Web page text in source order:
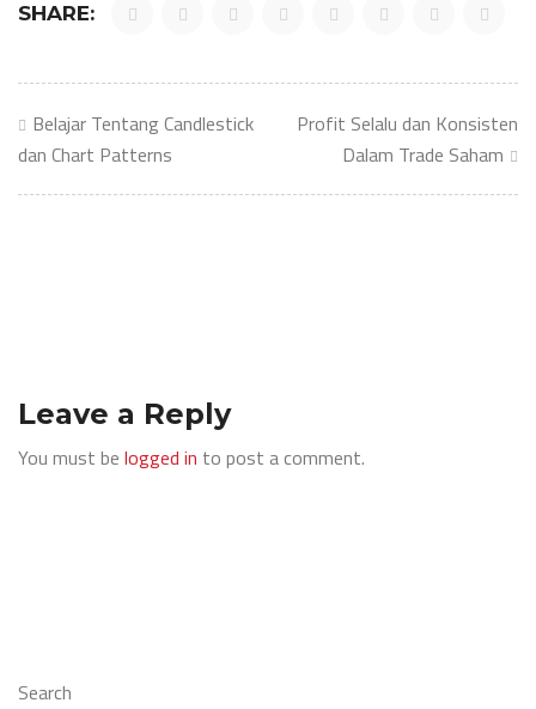
SHARE:
Post
navigation
Belajar Tentang Candlestick
dan Chart Patterns
Profit Selalu dan Konsisten
Dalam Trade Saham
Leave a Reply
You must be logged in to post a comment.
Search